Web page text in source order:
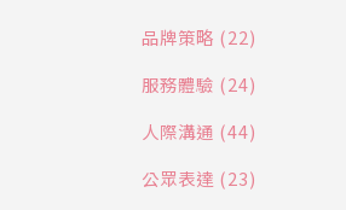
品牌策略 (22)
服務體驗 (24)
人際溝通 (44)
公眾表達 (23)